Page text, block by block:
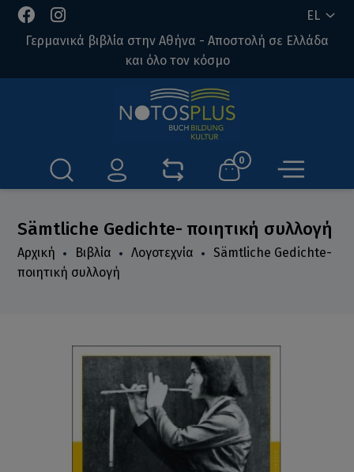
EL
Γερμανικά βιβλία στην Αθήνα - Αποστολή σε Ελλάδα
και όλο τον κόσμο
0
Sämtliche Gedichte- ποιητική συλλογή
Αρχική Βιβλία Λογοτεχνία
Sämtliche Gedichte-
ποιητική συλλογή